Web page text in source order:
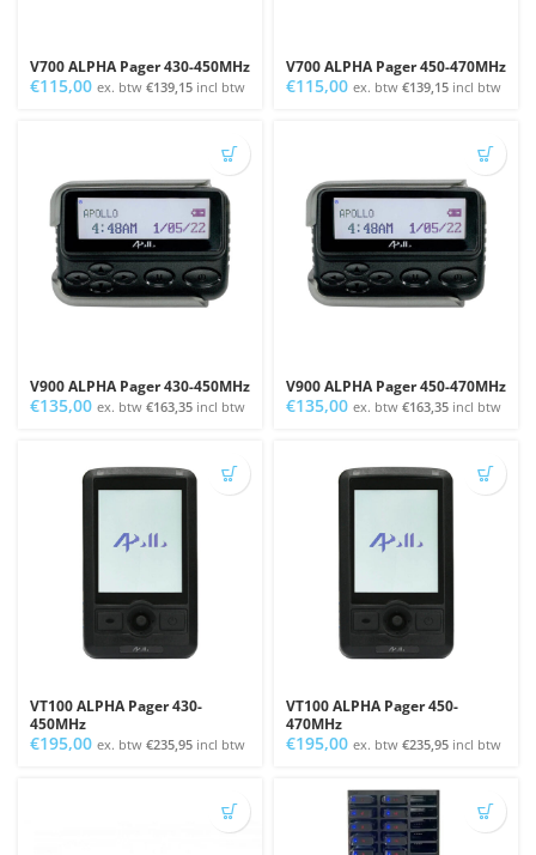
V700 ALPHA Pager 430-450MHz
€115,00 ex. btw €139,15 incl btw
V700 ALPHA Pager 450-470MHz
€115,00 ex. btw €139,15 incl btw
V900 ALPHA Pager 430-450MHz
€135,00 ex. btw €163,35 incl btw
V900 ALPHA Pager 450-470MHz
€135,00 ex. btw €163,35 incl btw
VT100 ALPHA Pager 430-
450MHz
€195,00 ex. btw €235,95 incl btw
VT100 ALPHA Pager 450-
470MHz
€195,00 ex. btw €235,95 incl btw